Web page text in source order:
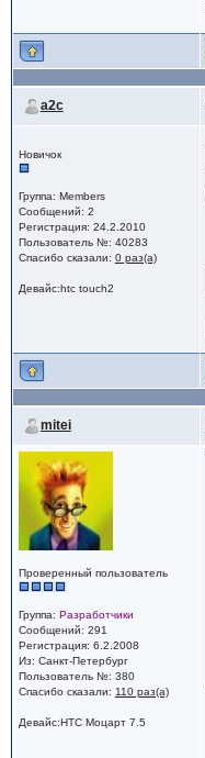
a2c
Новичок
Группа: Members
Сообщений: 2
Регистрация: 24.2.2010
Пользователь №: 40283
Спасибо сказали: 0 раз(а)
Девайс:htc touch2
mitei
Проверенный пользователь
Группа: Разработчики
Сообщений: 291
Регистрация: 6.2.2008
Из: Санкт-Петербург
Пользователь №: 380
Спасибо сказали: 110 раз(а)
Девайс:HTC Моцарт 7.5